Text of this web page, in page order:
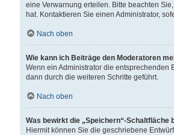
eine Verwarnung erteilen. Bitte beachten
hat. Kontaktieren Sie einen Administrator,
Nach oben
Wie kann ich Beiträge den Moderatoren
Wenn ein Administrator die
dann durch die weiteren Schritte geführt.
Nach oben
Was bewirkt die „Speichern“-Schaltfläche
Hiermit können Sie die geschriebene